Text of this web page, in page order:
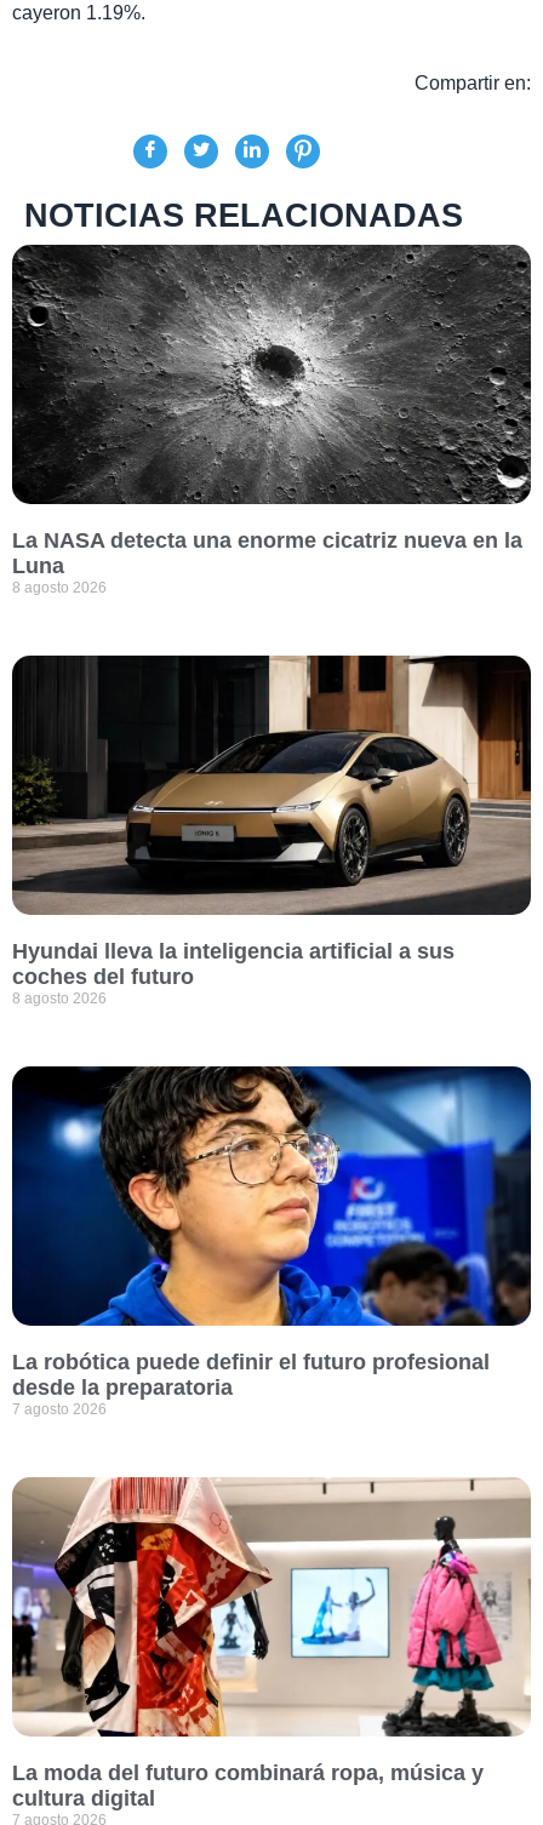
cayeron 1.19%.
Compartir en:
NOTICIAS RELACIONADAS
La NASA detecta una enorme cicatriz nueva en la
Luna
8 agosto 2026
Hyundai lleva la inteligencia artificial a sus
coches del futuro
8 agosto 2026
La robótica puede definir el futuro profesional
desde la preparatoria
7 agosto 2026
La moda del futuro combinará ropa, música y
cultura digital
7 agosto 2026